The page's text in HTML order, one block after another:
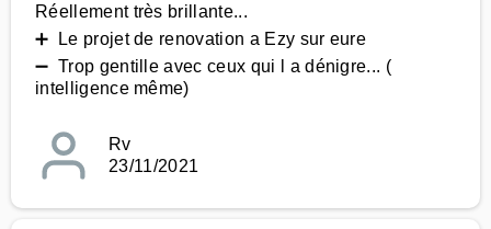
Réellement très brillante...
➕ Le projet de renovation a Ezy sur eure
➖ Trop gentille avec ceux qui l a dénigre... (
intelligence même)
Rv
23/11/2021